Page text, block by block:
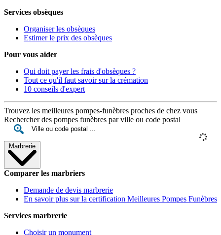
Services obsèques
Organiser les obsèques
Estimer le prix des obsèques
Pour vous aider
Qui doit payer les frais d'obsèques ?
Tout ce qu'il faut savoir sur la crémation
10 conseils d'expert
Trouvez les meilleures pompes-funèbres proches de chez vous
Rechercher des pompes funèbres par ville ou code postal
Marbrerie
Comparer les marbriers
Demande de devis marbrerie
En savoir plus sur la certification Meilleures Pompes Funèbres
Services marbrerie
Choisir un monument